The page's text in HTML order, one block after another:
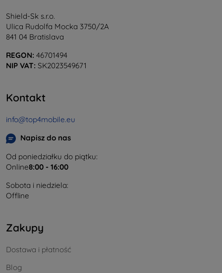
Shield-Sk s.r.o.
Ulica Rudolfa Mocka 3750/2A
841 04 Bratislava
REGON: 46701494
NIP VAT: SK2023549671
Kontakt
info@top4mobile.eu
Napisz do nas
Od poniedziałku do piątku:
Online8:00 - 16:00
Sobota i niedziela:
Offline
Zakupy
Dostawa i płatność
Blog